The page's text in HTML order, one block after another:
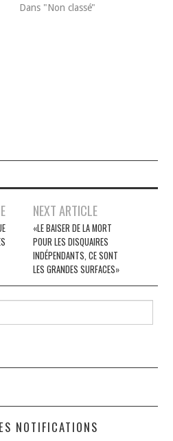
Dans "Non classé"
NEXT ARTICLE
«LE BAISER DE LA MORT
POUR LES DISQUAIRES
INDÉPENDANTS, CE SONT
LES GRANDES SURFACES»
NOTIFICATIONS